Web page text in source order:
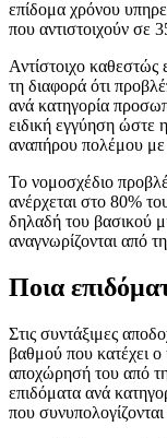
επίδομα χρόνου
που αντιστοιχούν σε
Αντίστοιχο καθεστώς
τη διαφορά ότι
ανά κατηγορία
ειδική εγγύηση ώστε
αναπήρου πολέμου με
Το νομοσχέδιο
ανέρχεται στο 80%
δηλαδή του βασικού
αναγνωρίζονται από
Ποια
Στις συντάξιμες
βαθμού που κατέχει ο
αποχώρησή του από
επιδόματα ανά
που συνυπολογίζονται